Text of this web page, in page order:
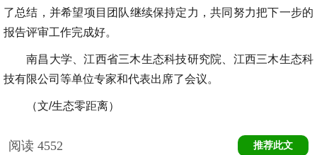
了总结，并希望项目团队继续保持定力，共同努力把下一步的
报告评审工作完成好。
南昌大学、江西省三木生态科技研究院、江西三木生态科
技有限公司等单位专家和代表出席了会议。
（文/生态零距离）
阅读 4552 推荐此文